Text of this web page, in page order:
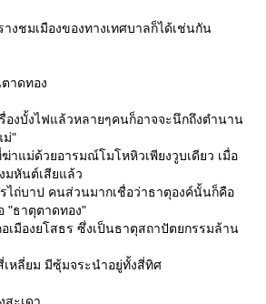
งชมเมืองของทางเทศบาลก็ได้เช่นกัน
าดทอง
องบั้งไฟแล้วหลายๆคนก็อาจจะนึกถึงตำนาน
ม่"
าแม่ด้วยอารมณ์โมโหหิวเพียงวูบเดียว เมื่อ
มหันต์เสียแล้ว
ไถ่บาป คนส่วนมากเชื่อว่าธาตุองค์นั้นก็คือ
"ธาตุตาดทอง"
เมืองยโสธร ซึ่งเป็นธาตุสถาปัตยกรรมล้าน
เหลี่ยม มีซุ้มจระนำอยู่ทั้งสี่ทิศ